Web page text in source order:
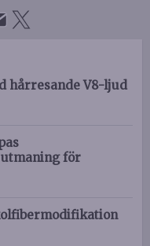
hårresande V8-ljud
för